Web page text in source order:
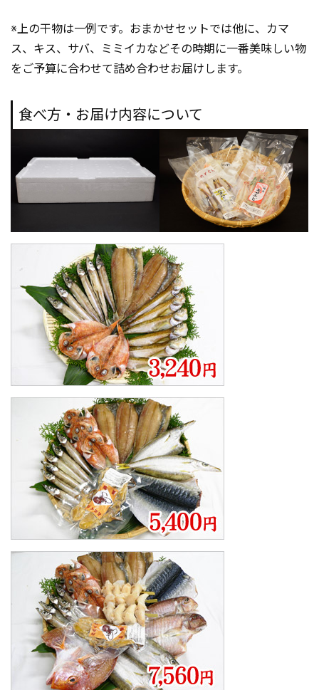
※上の干物は一例です。おまかせセットでは他に、カマ
ス、キス、サバ、ミミイカなどその時期に一番美味しい物
をご予算に合わせて詰め合わせお届けします。
食べ方・お届け内容について